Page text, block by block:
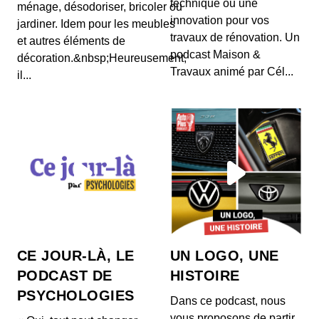
Outreau, un nom qui, à tout jamais, résonne
comme celui d’un procès retentissant, lame de
fond qu...
Steve Hackett, la genèse de Genesis
de voûte du prog-rock et, plus largement, de...
Kevin De Porre, la crème Catalane
00:19:42 - IL Y A 3 ANS
C'est à l’école hôtelière Ferrandi que Kevin De
Porre et Erwan Ledru se lient d’amitié,
frappez, Guy Georges ?! »
00:23:00 - IL Y A 3 ANS
duré sept ans, confondu par son ADN, Guy
ménage, désodoriser, bricoler ou
jardiner. Idem pour les meubles
et autres éléments de
décoration.&nbsp;Heureusement,
il...
technique ou une
innovation pour vos
travaux de rénovation. Un
podcast Maison &
Travaux animé par Cél...
CE JOUR-LÀ, LE
PODCAST DE
PSYCHOLOGIES
UN LOGO, UNE
HISTOIRE
Dans ce podcast, nous